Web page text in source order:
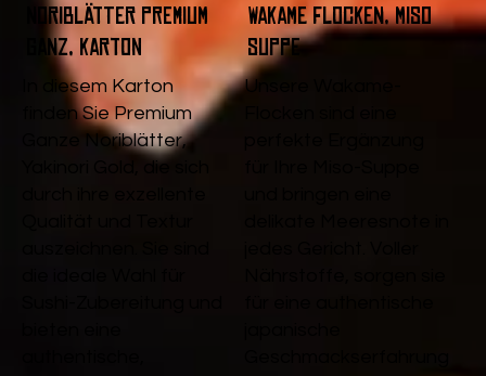
Noriblätter Premium
Ganz, Karton
In diesem Karton
finden Sie Premium
Ganze Noriblätter,
Yakinori Gold, die sich
Wakame Flocken, Miso
Suppe
Unsere Wakame-